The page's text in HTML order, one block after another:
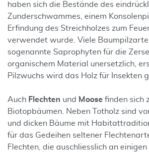
haben sich die Bestände des
Zunderschwammes, einem
Erfindung des Streichholzes zum
verwendet wurde. Viele
sogenannte Saprophyten für die
organischem Material unersetzlich,
Pilzwuchs wird das Holz für Insekten
Auch Flechten und Moose finden sich
Biotopbäumen. Neben Totholz sind
und dicken Bäume mit
für das Gedeihen seltener
Flechten, die auschliesslich an